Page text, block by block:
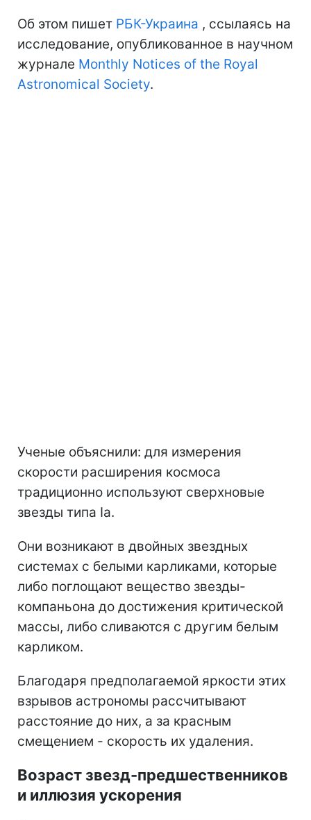
Об этом пишет РБК-Украина , ссылаясь на
исследование, опубликованное в научном
журнале Monthly Notices of the Royal
Astronomical Society.
Ученые объяснили: для измерения
скорости расширения космоса
традиционно используют сверхновые
звезды типа Ia.
Они возникают в двойных звездных
системах с белыми карликами, которые
либо поглощают вещество звезды-
компаньона до достижения критической
массы, либо сливаются с другим белым
карликом.
Благодаря предполагаемой яркости этих
взрывов астрономы рассчитывают
расстояние до них, а за красным
смещением - скорость их удаления.
Возраст звезд-предшественников
и иллюзия ускорения